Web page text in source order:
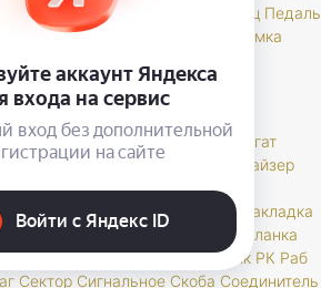
Муфта Накладка Палец Педаль
Пружина
Рамка
Шланг Шток
Вал Вилка Винт Втулка Гидроагрегат
Жгут Жидкость Звено
Иммобилайзер
Колодки Колпачок Кольцо
Маслоотражатель Муфта
Накладка
Опорный Педаль
Планка
Проставка Пружина Пыльник РК Раб
Сектор Сигнальное Скоба Соединитель